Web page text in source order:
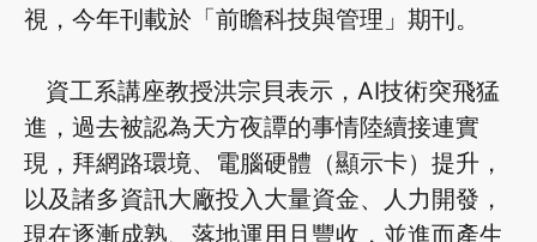
視，今年刊載於「前瞻科技與管理」期刊。
資工系講座教授洪宗貝表示，AI技術突飛猛
進，過去被認為天方夜譚的事情陸續接連實
現，拜網路環境、電腦硬體（顯示卡）提升，
以及諸多資訊大廠投入大量資金、人力開發，
現在逐漸成熟、落地運用且豐收，並進而產生